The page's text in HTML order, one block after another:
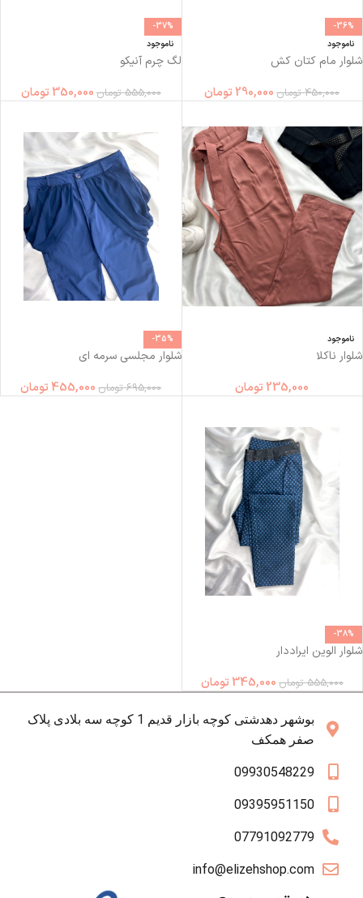
-36%
ناموجود
شلوار مام كتان كش
450,000 تومان 290,000 تومان
-37%
ناموجود
لگ چرم آنیکو
555,000 تومان 350,000 تومان
ناموجود
شلوار ناكلا
235,000 تومان
-35%
شلوار مجلسی سرمه ای
695,000 تومان 455,000 تومان
-38%
شلوار الوین ایراددار
555,000 تومان 345,000 تومان
بوشهر دهدشتی کوچه بازار قدیم 1 کوچه سه بلادی پلاک
صفر همکف
09930548229
09395951150
07791092779
info@elizehshop.com